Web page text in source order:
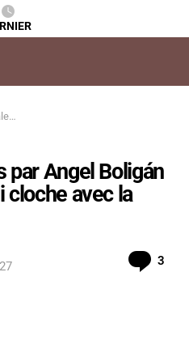
par Angel Boligán
cloche avec la
3